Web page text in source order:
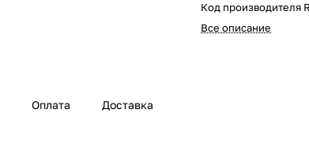
Код производителя
Все описание
Оплата Доставка